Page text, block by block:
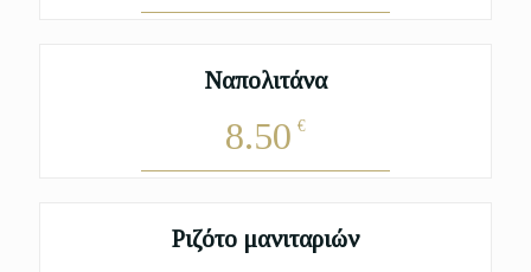
Ναπολιτάνα
8.50 €
Ριζότο μανιταριών